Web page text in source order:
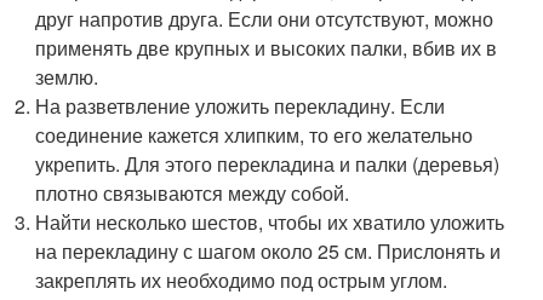
друг напротив друга. Если они отсутствуют, можно
применять две крупных и высоких палки, вбив их в
землю.
На разветвление уложить перекладину. Если
соединение кажется хлипким, то его желательно
укрепить. Для этого перекладина и палки (деревья)
плотно связываются между собой.
Найти несколько шестов, чтобы их хватило уложить
на перекладину с шагом около 25 см. Прислонять и
закреплять их необходимо под острым углом.